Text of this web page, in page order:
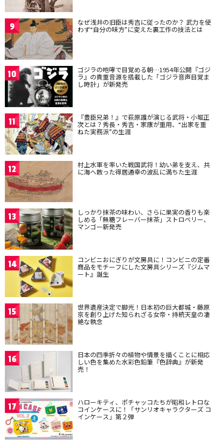
9 なぜ浅井の旧臣は秀吉に従ったのか？ 武力を使
わず“自分の味方”に変えた裏工作の技法とは
10 ゴジラの咆哮で目覚める朝…1954年公開『ゴジ
ラ』の貴重音源を搭載した「ゴジラ音声目覚ま
し時計」が新発売
11 『豊臣兄弟！』で萩原護が演じる武将・小堀正
次とは？秀長・秀吉・家康が重用、“出家を重
ねた実務派”の生涯
12 村上水軍を率いた戦国武将！幼い弟を支え、共
に海へ散った得居通幸の波乱に満ちた生涯
13 しっかり抹茶の味わい、さらに果実の香りも楽
しめる「無糖フレーバー抹茶」ストロベリー、
マンゴー新発売
14 コンビニおにぎりが文房具に！コンビニの定番
商品をモチーフにした文房具シリーズ『ジムマ
ート』誕生
15 世界遺産決定で脚光！日本初の巨大都城・藤原
京を創り上げた知られざる女帝・持統天皇の凄
絶な執念
16 日本の四季折々の植物や情景を描くことに相応
しい色を集めた水彩色鉛筆『色辞典』が新発
売！
17 ハローキティ、ポチャッコたちが昭和レトロな
コインケースに！「サンリオキャラクターズ コ
インケース」第２弾